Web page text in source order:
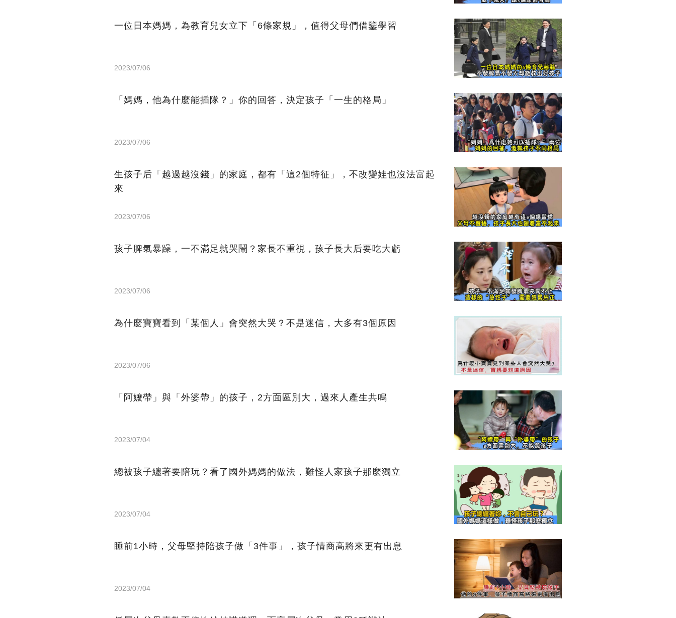
一位日本媽媽，為教育兒女立下「6條家規」，值得父母們借鑒學習
2023/07/06
「媽媽，他為什麼能插隊？」你的回答，決定孩子「一生的格局」
2023/07/06
生孩子后「越過越沒錢」的家庭，都有「這2個特征」，不改變娃也沒法富起
來
2023/07/06
孩子脾氣暴躁，一不滿足就哭鬧？家長不重視，孩子長大后要吃大虧
2023/07/06
為什麼寶寶看到「某個人」會突然大哭？不是迷信，大多有3個原因
2023/07/06
「阿嬤帶」與「外婆帶」的孩子，2方面區別大，過來人產生共鳴
2023/07/04
總被孩子纏著要陪玩？看了國外媽媽的做法，難怪人家孩子那麼獨立
2023/07/04
睡前1小時，父母堅持陪孩子做「3件事」，孩子情商高將來更有出息
2023/07/04